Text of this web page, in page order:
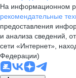
На информационном
рекомендательные
предоставления
и анализа сведений,
сети «Интернет»,
Федерации)